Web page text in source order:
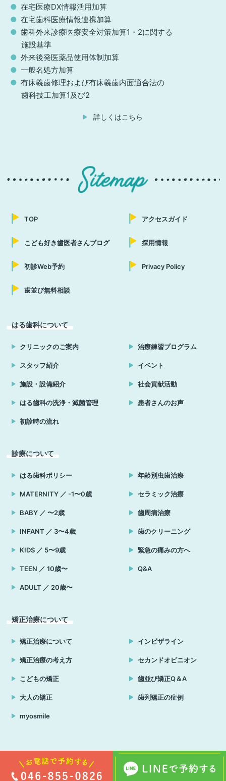
在宅医療DX情報活用加算
在宅歯科医療情報連携加算
歯科外来診療医療安全対策加算1・2に関する
施設基準
外来後発医薬品使用体制加算
一般名処方加算
有床義歯修理および有床義歯内面適合法の
歯科技工加算1及び2
詳しくはこちら
TOP
こども好き歯医者さんブログ
初診Web予約
歯並び無料相談
アクセスガイド
採用情報
Privacy Policy
はる歯科について
クリニックのご案内
スタッフ紹介
施設・設備紹介
はる歯科の洗浄・滅菌管理
初診時の流れ
治療練習プログラム
イベント
社会貢献活動
患者さんのお声
診療について
はる歯科ポリシー
MATERNITY ／ -1〜0歳
BABY ／ 〜2歳
INFANT ／ 3〜4歳
KIDS ／ 5〜9歳
TEEN ／ 10歳〜
ADULT ／ 20歳〜
年齢別虫歯治療
セラミック治療
歯周病治療
歯のクリーニング
緊急の痛みの方へ
Q&A
矯正治療について
矯正治療について
矯正治療の考え方
こどもの矯正
大人の矯正
myosmile
インビザライン
セカンドオピニオン
歯並び矯正Q＆A
歯列矯正の症例
Copyright © はる小児歯科・矯正歯科クリニック 横須賀 all rights reserved.